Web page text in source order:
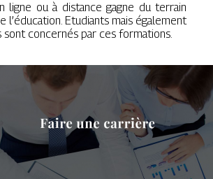
ligne ou à distance gagne du terrain
l’éducation. Etudiants mais également
sont concernés par ces formations.